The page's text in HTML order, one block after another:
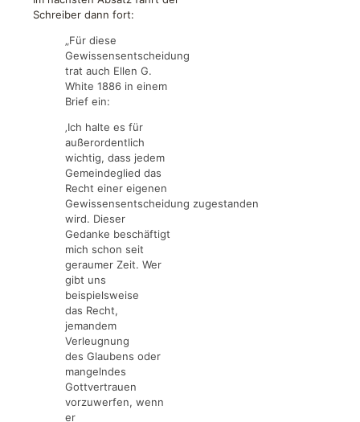
Schreiber dann fort:
„Für diese
Gewissensentscheidung
trat auch Ellen G.
White 1886 in einem
Brief ein:
‚Ich halte es für
außerordentlich
wichtig, dass jedem
Gemeindeglied das
Recht einer eigenen
Gewissensentscheidung zugestanden
wird. Dieser
Gedanke beschäftigt
mich schon seit
geraumer Zeit. Wer
gibt uns
beispielsweise
das Recht,
jemandem
Verleugnung
des Glaubens oder
mangelndes
Gottvertrauen
vorzuwerfen, wenn
er